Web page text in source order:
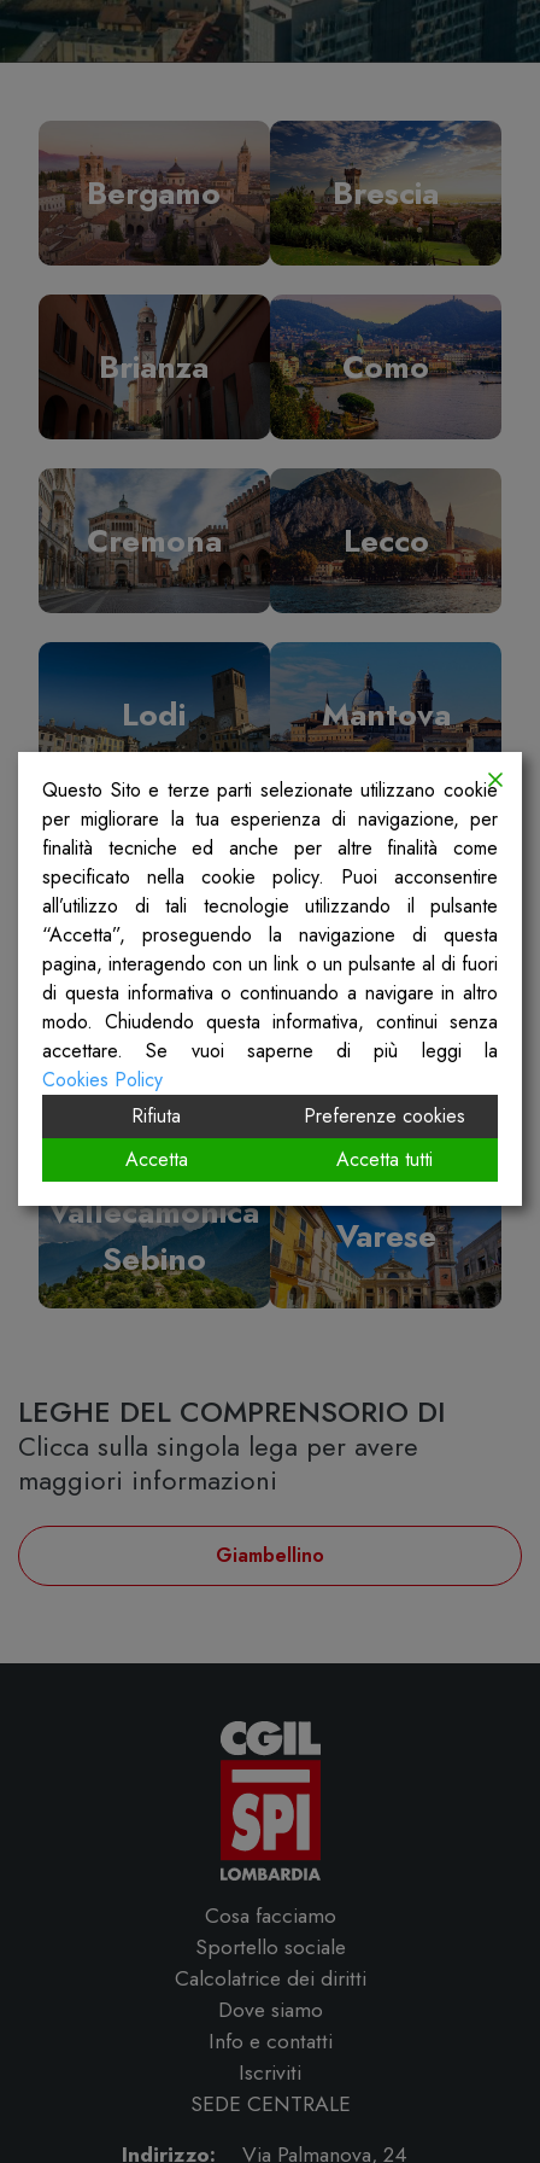
Bergamo Brescia
Brianza Como
Cremona Lecco
Lodi Mantova
Milano Pavia
Sondrio Ticino Olona
Vallecamonica
Sebino
Varese
LEGHE DEL COMPRENSORIO DI
Clicca sulla singola lega per avere
maggiori informazioni
Giambellino
Cosa facciamo
Sportello sociale
Calcolatrice dei diritti
Dove siamo
Info e contatti
Iscriviti
SEDE CENTRALE
Indirizzo:
Via Palmanova, 24
Questo Sito e terze parti selezionate utilizzano cookie
per migliorare la tua esperienza di navigazione, per
finalità tecniche ed anche per altre finalità come
specificato nella cookie policy. Puoi acconsentire
all’utilizzo di tali tecnologie utilizzando il pulsante
“Accetta”, proseguendo la navigazione di questa
pagina, interagendo con un link o un pulsante al di fuori
di questa informativa o continuando a navigare in altro
modo. Chiudendo questa informativa, continui senza
accettare. Se vuoi saperne di più leggi la
Cookies Policy
Rifiuta
Preferenze cookies
Accetta
Accetta tutti